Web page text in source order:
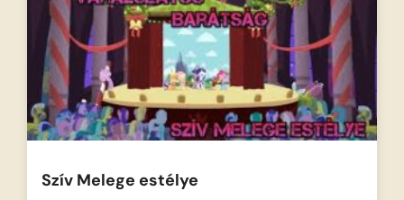
Szív Melege estélye